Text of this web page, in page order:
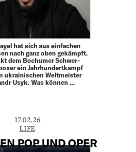
hat sich aus einfachen
nach ganz oben gekämpft.
dem Bochumer Schwer­
ein Jahrhundertkampf
­ukrainischen Weltmeister
Usyk. Was können …
17.02.26
LIFE
POP UND OPER